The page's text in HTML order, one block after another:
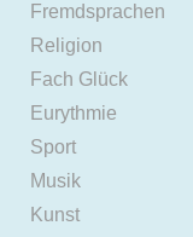
Fremdsprachen
Religion
Fach Glück
Eurythmie
Sport
Musik
Kunst